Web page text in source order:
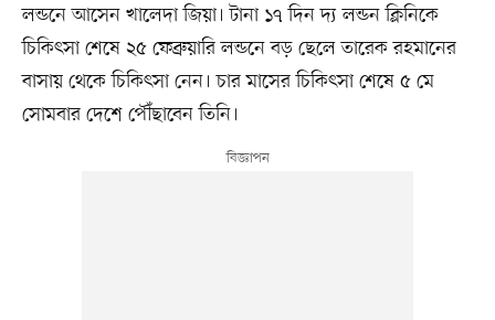
লন্ডনে আসেন খালেদা জিয়া। টানা ১৭ দিন দ্য লন্ডন ক্লিনিকে
চিকিৎসা শেষে ২৫ ফেব্রুয়ারি লন্ডনে বড় ছেলে তারেক রহমানের
বাসায় থেকে চিকিৎসা নেন। চার মাসের চিকিৎসা শেষে ৫ মে
সোমবার দেশে পৌঁছাবেন তিনি।